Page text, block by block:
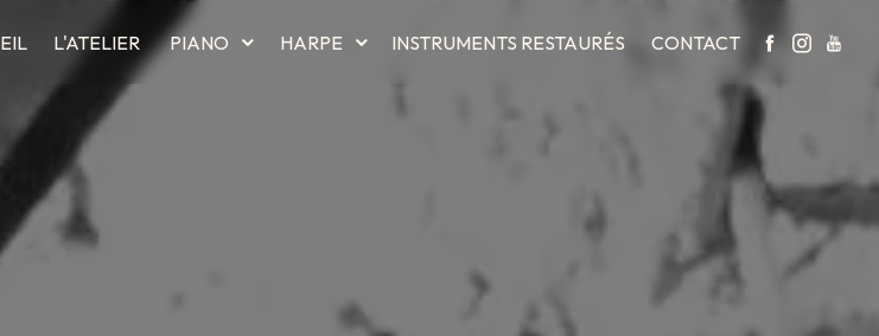
L'ATELIER PIANO HARPE INSTRUMENTS RESTAURÉS CONTACT